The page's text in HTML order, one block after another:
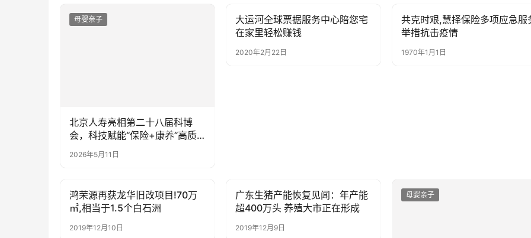
母婴亲子
北京人寿亮相第二十八届科博
会，科技赋能“保险+康养”高质
量发展
2026年5月11日
母婴亲子
大运河全球票据服务中心陪您宅
在家里轻松赚钱
2020年2月22日
母婴亲子
共克时艰,慧择保险多项应急服
举措抗击疫情
1970年1月1日
母婴亲子
鸿荣源再获龙华旧改项目!70万
㎡,相当于1.5个白石洲
2019年12月10日
母婴亲子
广东生猪产能恢复见闻：年产能
超400万头 养殖大市正在形成
2019年12月9日
母婴亲子